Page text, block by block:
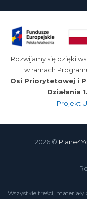
Rozwijamy się dzięki
w ramach
Osi Priorytetowej i
Działania
Projekt
2026 ©
Wszystkie treści,